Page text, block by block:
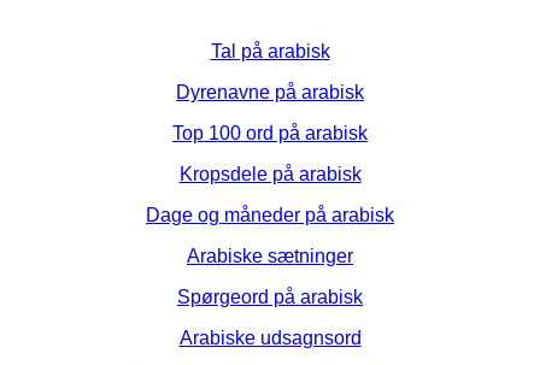
Tal på arabisk
Dyrenavne på arabisk
Top 100 ord på arabisk
Kropsdele på arabisk
Dage og måneder på arabisk
Arabiske sætninger
Spørgeord på arabisk
Arabiske udsagnsord